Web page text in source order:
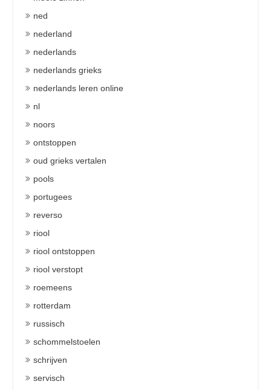
ned
nederland
nederlands
nederlands grieks
nederlands leren online
nl
noors
ontstoppen
oud grieks vertalen
pools
portugees
reverso
riool
riool ontstoppen
riool verstopt
roemeens
rotterdam
russisch
schommelstoelen
schrijven
servisch